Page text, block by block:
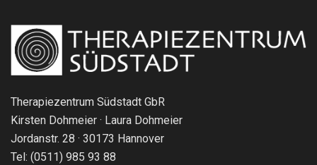
Therapiezentrum Südstadt GbR
Kirsten Dohmeier · Laura Dohmeier
Jordanstr. 28 · 30173 Hannover
Tel: (0511) 985 93 88